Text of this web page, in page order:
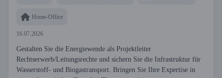
Home-Office
16.07.2026
Gestalten Sie die Energiewende als Projektleiter
Rechtserwerb/Leitungsrechte und sichern Sie die Infrastruktur für
Wasserstoff- und Biogastransport. Bringen Sie Ihre Expertise in